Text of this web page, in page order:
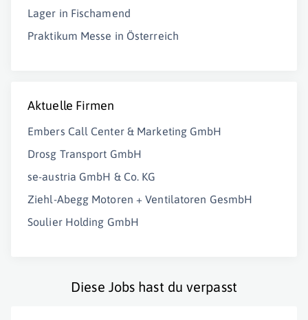
Lager in Fischamend
Praktikum Messe in Österreich
Aktuelle Firmen
Embers Call Center & Marketing GmbH
Drosg Transport GmbH
se-austria GmbH & Co. KG
Ziehl-Abegg Motoren + Ventilatoren GesmbH
Soulier Holding GmbH
Diese Jobs hast du verpasst